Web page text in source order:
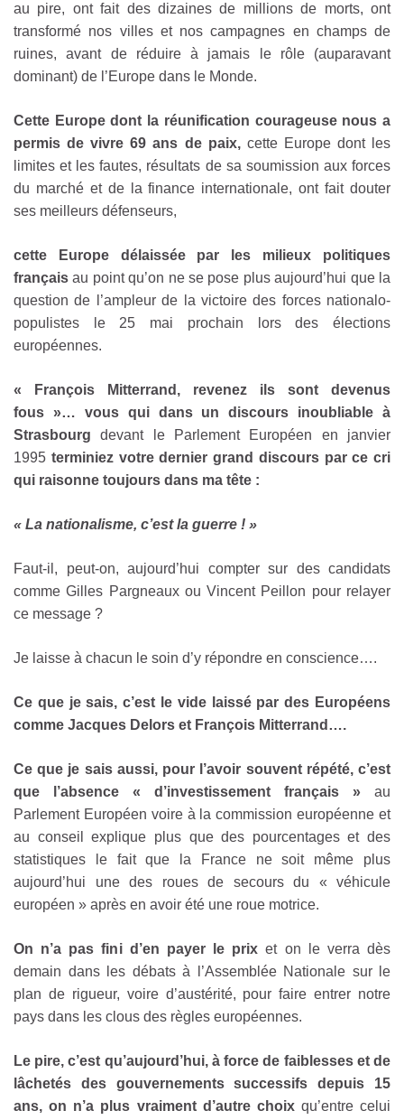
au pire, ont fait des dizaines de millions de morts, ont
transformé nos villes et nos campagnes en champs de
ruines, avant de réduire à jamais le rôle (auparavant
dominant) de l’Europe dans le Monde.
Cette Europe dont la réunification courageuse nous a
permis de vivre 69 ans de paix,cette Europe dont les
limites et les fautes, résultats de sa soumission aux forces
du marché et de la finance internationale, ont fait douter
ses meilleurs défenseurs,
cette Europe délaissée par les milieux politiques
français au point qu’on ne se pose plus aujourd’hui que la
question de l’ampleur de la victoire des forces nationalo-
populistes le 25 mai prochain lors des élections
européennes.
« François Mitterrand, revenez ils sont devenus
fous »… vous qui dans un discours inoubliable à
Strasbourg devant le Parlement Européen en janvier
1995 terminiez votre dernier grand discours par ce cri
qui raisonne toujours dans ma tête :
« La nationalisme, c’est la guerre ! »
Faut-il, peut-on, aujourd’hui compter sur des candidats
comme Gilles Pargneaux ou Vincent Peillon pour relayer
ce message ?
Je laisse à chacun le soin d’y répondre en conscience….
Ce que je sais, c’est le vide laissé par des Européens
comme Jacques Delors et François Mitterrand….
Ce que je sais aussi, pour l’avoir souvent répété, c’est
que l’absence « d’investissement français » au
Parlement Européen voire à la commission européenne et
au conseil explique plus que des pourcentages et des
statistiques le fait que la France ne soit même plus
aujourd’hui une des roues de secours du « véhicule
européen » après en avoir été une roue motrice.
On n’a pas fini d’en payer le prixet on le verra dès
demain dans les débats à l’Assemblée Nationale sur le
plan de rigueur, voire d’austérité, pour faire entrer notre
pays dans les clous des règles européennes.
Le pire, c’est qu’aujourd’hui, à force de faiblesses et de
lâchetés des gouvernements successifs depuis 15
ans, on n’a plus vraiment d’autre choix qu’entre celui